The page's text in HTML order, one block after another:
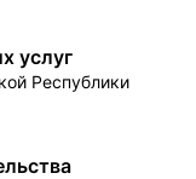
услуг
Республики